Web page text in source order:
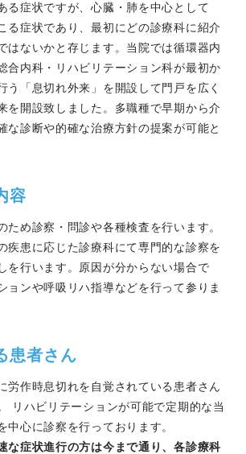
光哲部長のImaging reportがJACC:
にPublishされました。
科も協力させていただいた研究結果が
Vasc Biol誌にPublishされました。
研修医の武田進太郎先生です（神戸大学
事です）。
た。
冠動脈疾患に迫る、に増田真由香医師と大
稿しました。
裕之医師のCase reportがEuropean
Case Reports誌にPublishされました。
真由香医師が世界遺産姫路城マラソン
10回 SUNRISE Lab Young
る症状ですが、心臓・肺を中心として
る症状であり、最初にどの診療科に紹介
はないかと存じます。当院では循環器内
合内科・リハビリテーション科が最初か
う「息切れ外来」を開設して門戸を広く
を開設致しました。多職種で早期から介
な診断や的確な治療方針の提案が可能と
容
ため診察・問診や各種検査を行います。
疾患に応じた診療科にて専門的な診察を
を行います。原因が分からない場合で
ョンや呼吸リハ指導などを行って参りま
患者さん
労作時息切れを自覚されている患者さん
リハビリテーションが可能で定期的な当
中心に診察を行っております。
な症状進行の方は今まで通り、各診療科